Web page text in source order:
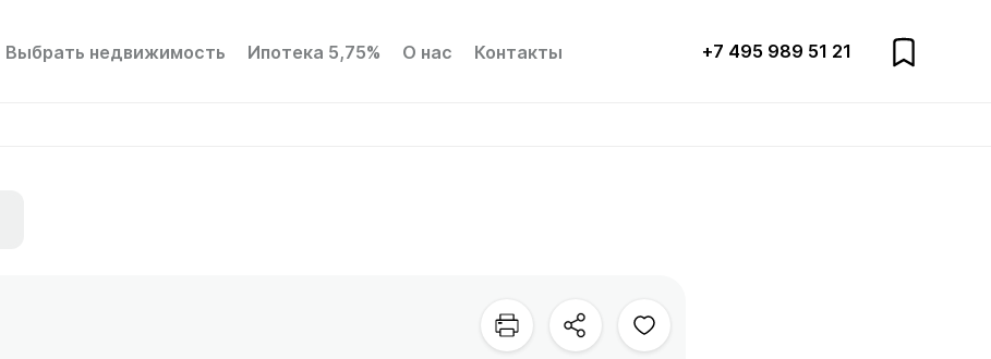
Выбрать недвижимость Ипотека 5,75% О нас Контакты +7 495 989 51 21